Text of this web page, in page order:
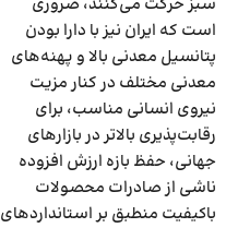
است که ایران نیز با دارا بودن
پتانسیل معدنی بالا و پهنه‌‌‌های
معدنی مختلف در کنار مزیت
نیروی انسانی مناسب، برای
رقابت‌‌‌پذیری بالاتر در بازارهای
جهانی، حفظ بازه ارزش افزوده
ناشی از صادرات محصولات
باکیفیت منطبق بر استانداردهای